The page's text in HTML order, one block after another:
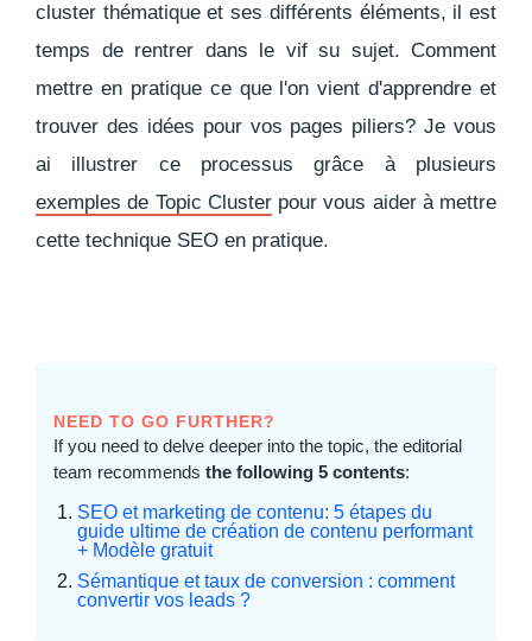
cluster thématique et ses différents éléments, il est
temps de rentrer dans le vif su sujet. Comment
mettre en pratique ce que l'on vient d'apprendre et
trouver des idées pour vos pages piliers? Je vous
ai illustrer ce processus grâce à plusieurs
exemples de Topic Clusterpour vous aider à mettre
cette technique SEO en pratique.
NEED TO GO FURTHER?
If you need to delve deeper into the topic, the editorial
team recommends the following 5 contents:
SEO et marketing de contenu: 5 étapes du
guide ultime de création de contenu performant
+ Modèle gratuit
Sémantique et taux de conversion : comment
convertir vos leads ?